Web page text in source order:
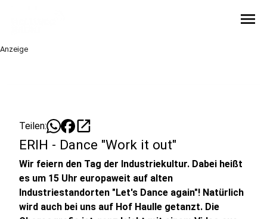
menu
Anzeige
Teilen: open_in_new
ERIH - Dance "Work it out"
Wir feiern den Tag der Industriekultur. Dabei heißt
es um 15 Uhr europaweit auf alten
Industriestandorten "Let's Dance again"! Natürlich
wird auch bei uns auf Hof Haulle getanzt. Die